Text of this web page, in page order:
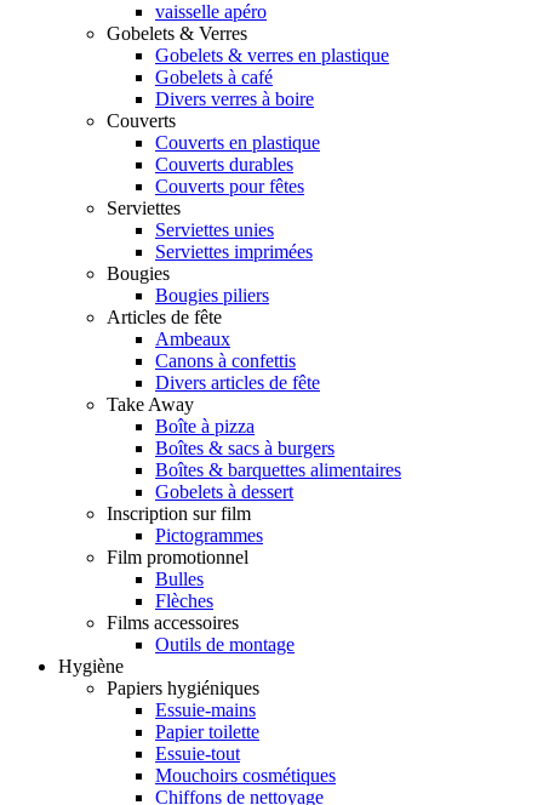
vaisselle apéro
Gobelets & Verres
Gobelets & verres en plastique
Gobelets à café
Divers verres à boire
Couverts
Couverts en plastique
Couverts durables
Couverts pour fêtes
Serviettes
Serviettes unies
Serviettes imprimées
Bougies
Bougies piliers
Articles de fête
Ambeaux
Canons à confettis
Divers articles de fête
Take Away
Boîte à pizza
Boîtes & sacs à burgers
Boîtes & barquettes alimentaires
Gobelets à dessert
Inscription sur film
Pictogrammes
Film promotionnel
Bulles
Flèches
Films accessoires
Outils de montage
Hygiène
Papiers hygiéniques
Essuie-mains
Papier toilette
Essuie-tout
Mouchoirs cosmétiques
Chiffons de nettoyage